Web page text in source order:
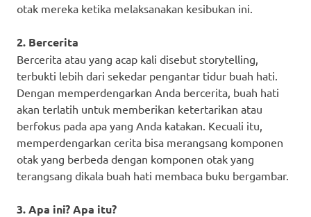
otak mereka ketika melaksanakan kesibukan ini.
2. Bercerita
Bercerita atau yang acap kali disebut storytelling,
terbukti lebih dari sekedar pengantar tidur buah hati.
Dengan memperdengarkan Anda bercerita, buah hati
akan terlatih untuk memberikan ketertarikan atau
berfokus pada apa yang Anda katakan. Kecuali itu,
memperdengarkan cerita bisa merangsang komponen
otak yang berbeda dengan komponen otak yang
terangsang dikala buah hati membaca buku bergambar.
3. Apa ini? Apa itu?